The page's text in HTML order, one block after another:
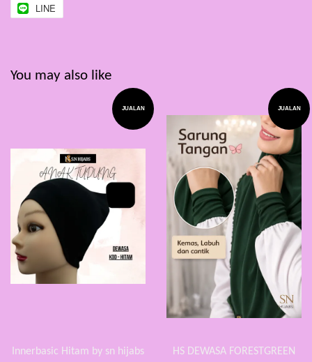
LINE
You may also like
JUALAN
Innerbasic Hitam by sn hijabs
JUALAN
HS DEWASA FORESTGREEN